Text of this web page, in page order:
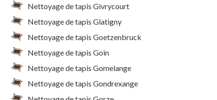
Nettoyage de tapis Givrycourt
Nettoyage de tapis Glatigny
Nettoyage de tapis Goetzenbruck
Nettoyage de tapis Goin
Nettoyage de tapis Gomelange
Nettoyage de tapis Gondrexange